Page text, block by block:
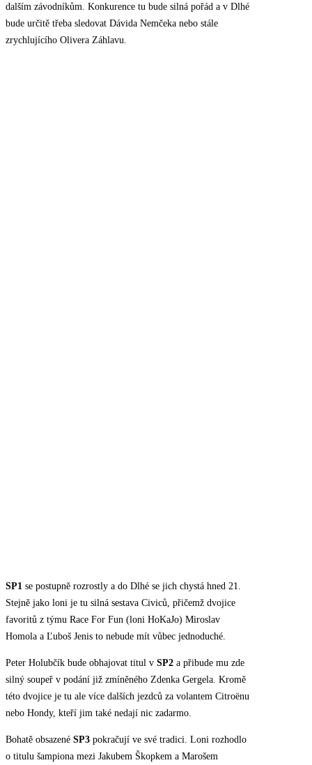
dalším závodníkům. Konkurence tu bude silná pořád a v Dlhé
bude určitě třeba sledovat Dávida Nemčeka nebo stále
zrychlujícího Olivera Záhlavu.
SP1 se postupně rozrostly a do Dlhé se jich chystá hned 21.
Stejně jako loni je tu silná sestava Civiců, přičemž dvojice
favoritů z týmu Race For Fun (loni HoKaJo) Miroslav
Homola a Ľuboš Jenis to nebude mít vůbec jednoduché.
Peter Holubčík bude obhajovat titul v SP2 a přibude mu zde
silný soupeř v podání již zmíněného Zdenka Gergela. Kromě
této dvojice je tu ale více dalších jezdců za volantem Citroënu
nebo Hondy, kteří jim také nedají nic zadarmo.
Bohatě obsazené SP3 pokračují ve své tradici. Loni rozhodlo
o titulu šampiona mezi Jakubem Škopkem a Marošem